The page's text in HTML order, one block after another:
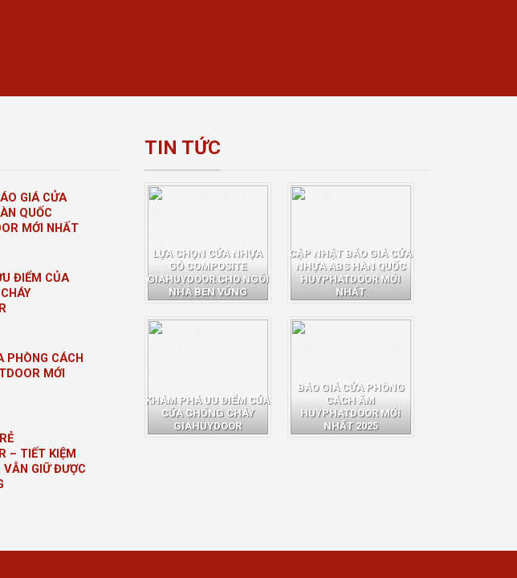
GIÁ CỬA
QUỐC
MỚI NHẤT
ĐIỂM CỦA
PHÒNG CÁCH
MỚI
– TIẾT KIỆM
VẪN GIỮ ĐƯỢC
TIN TỨC
LỰA CHỌN CỬA NHỰA
GỖ COMPOSITE
GIAHUYDOOR CHO NGÔI
NHÀ BỀN VỮNG
CẬP NHẬT BÁO GIÁ CỬA
NHỰA ABS HÀN QUỐC
HUYPHATDOOR MỚI
NHẤT
KHÁM PHÁ ƯU ĐIỂM CỦA
CỬA CHỐNG CHÁY
GIAHUYDOOR
BÁO GIÁ CỬA PHÒNG
CÁCH ÂM
HUYPHATDOOR MỚI
NHẤT 2025